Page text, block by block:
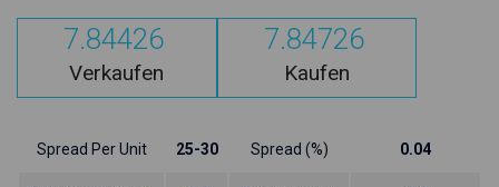
7.84426
Verkaufen
7.84726
Kaufen
Spread Per Unit 25-30 Spread (%) 0.04